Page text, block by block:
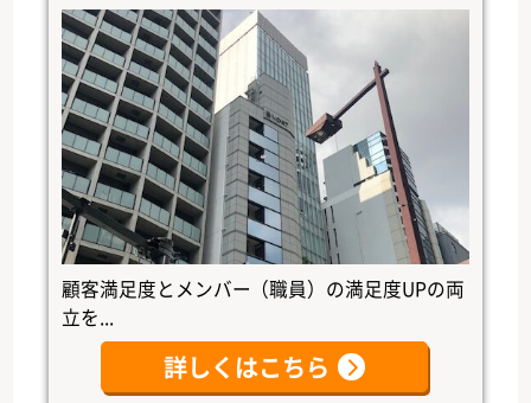
顧客満足度とメンバー（職員）の満足度UPの両
立を...
詳しくはこちら